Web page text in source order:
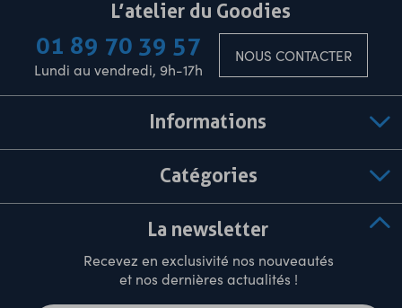
L’atelier du Goodies
01 89 70 39 57
Lundi au vendredi, 9h-17h
NOUS CONTACTER
Informations
Catégories
La newsletter
Recevez en exclusivité nos nouveautés
et nos dernières actualités !